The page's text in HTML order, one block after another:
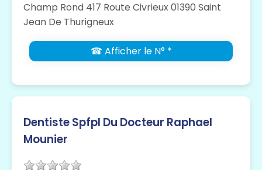
Champ Rond 417 Route Civrieux 01390 Saint
Jean De Thurigneux
☎ Afficher le N° *
Dentiste Spfpl Du Docteur Raphael
Mounier